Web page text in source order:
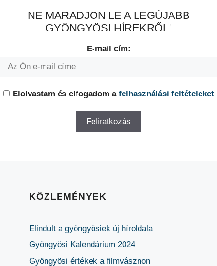
NE MARADJON LE A LEGÚJABB
GYÖNGYÖSI HÍREKRŐL!
E-mail cím:
Elolvastam és elfogadom a felhasználási feltételeket
KÖZLEMÉNYEK
Elindult a gyöngyösiek új híroldala
Gyöngyösi Kalendárium 2024
Gyöngyösi értékek a filmvásznon